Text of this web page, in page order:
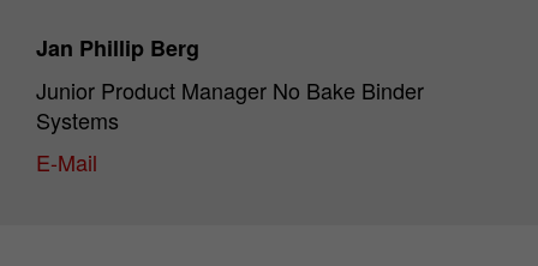
Jan Phillip Berg
Junior Product Manager No Bake Binder
Systems
E-Mail